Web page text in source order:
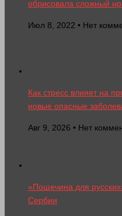
обрисовала сложный
Июл 8, 2022 • Нет
Как стресс влияет на
новые опасные
Авг 9, 2026 • Нет
«Пощечина для
Сербии